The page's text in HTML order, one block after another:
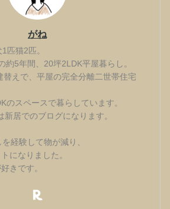
がね
匹猫2匹。
約5年間、20坪2LDK平屋暮らし。
替えで、平屋の完全分離二世帯住宅
のスペースで暮らしています。
居でのブログになります。
経験して物が減り、
になりました。
きです。